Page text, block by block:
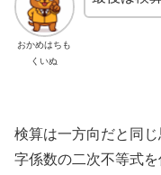
おかめはちも
くいぬ
検算は一方向だと同
字係数の二次不等式